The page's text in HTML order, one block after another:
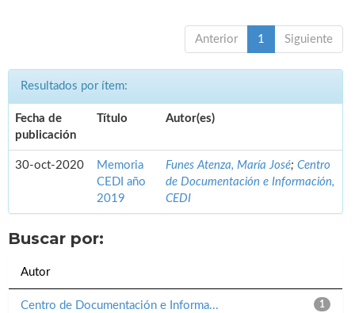
Anterior 1 Siguiente
Resultados por ítem:
Fecha de
publicación
Título Autor(es)
30-oct-2020
Memoria
CEDI año
2019
Funes Atenza, María José; Centro
de Documentación e Información,
CEDI
Buscar por:
Autor
1
Centro de Documentación e Informa...